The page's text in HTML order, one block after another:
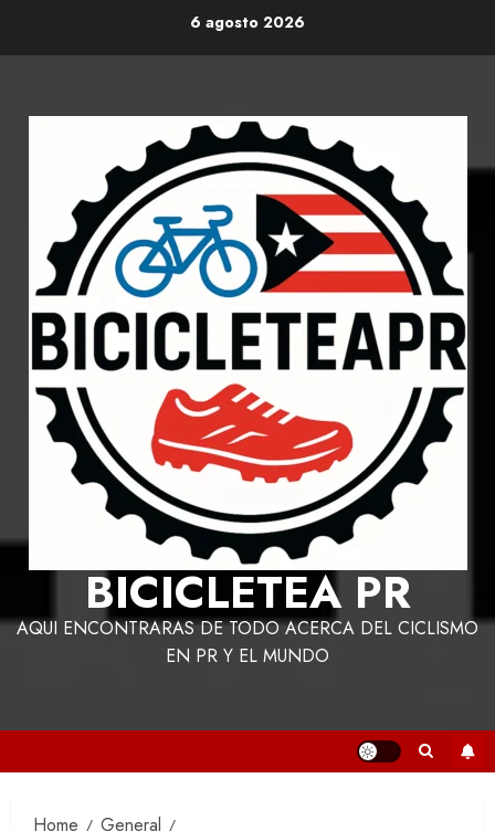
6 agosto 2026
BICICLETEA PR
AQUI ENCONTRARAS DE TODO ACERCA DEL CICLISMO
EN PR Y EL MUNDO
Home
General